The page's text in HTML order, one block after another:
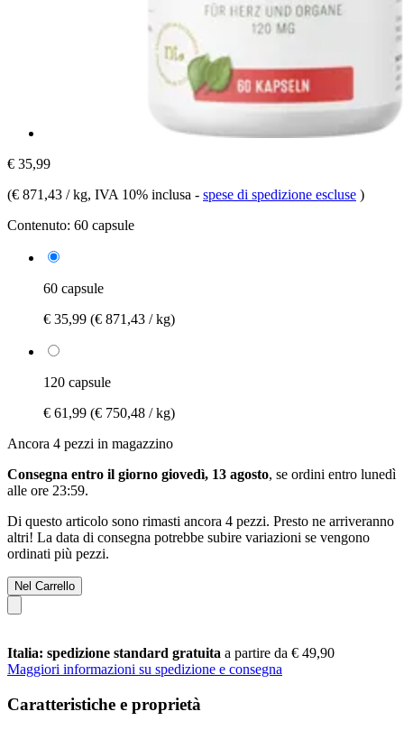
€ 35,99
(€ 871,43 / kg, IVA 10% inclusa - spese di spedizione escluse )
Contenuto: 60 capsule
60 capsule
€ 35,99 (€ 871,43 / kg)
120 capsule
€ 61,99 (€ 750,48 / kg)
Ancora 4 pezzi in magazzino
Consegna entro il giorno giovedì, 13 agosto, se ordini entro lunedì
alle ore 23:59.
Di questo articolo sono rimasti ancora 4 pezzi. Presto ne arriveranno
altri! La data di consegna potrebbe subire variazioni se vengono
ordinati più pezzi.
Nel Carrello
Italia: spedizione standard gratuita a partire da € 49,90
Maggiori informazioni su spedizione e consegna
Caratteristiche e proprietà